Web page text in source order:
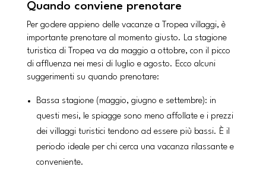
Quando conviene prenotare
Per godere appieno delle vacanze a Tropea villaggi, è
importante prenotare al momento giusto. La stagione
turistica di Tropea va da maggio a ottobre, con il picco
di affluenza nei mesi di luglio e agosto. Ecco alcuni
suggerimenti su quando prenotare:
Bassa stagione (maggio, giugno e settembre): in
questi mesi, le spiagge sono meno affollate e i prezzi
dei villaggi turistici tendono ad essere più bassi. È il
periodo ideale per chi cerca una vacanza rilassante e
conveniente.